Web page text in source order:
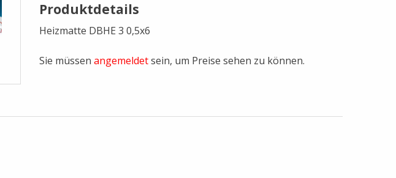
Produktdetails
Heizmatte DBHE 3 0,5x6
Sie müssen angemeldetsein, um Preise sehen zu können.